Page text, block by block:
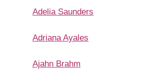
Adelia Saunders
Adriana Ayales
Ajahn Brahm